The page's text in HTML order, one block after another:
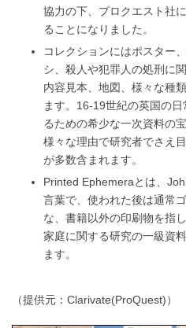
協力の下、プロクエスト社
ることになりました。
コレクションにはポスター
シ、殺人や犯罪人の処刑に
内容見本、地図、様々な種
ます。16-19世紀の英国の
るための希少な一次資料の
様々な理由で研究者でさえ
が多数含まれます。
Printed Ephemeraとは、
言葉で、使われた後は通常
な、書籍以外の印刷物を指
家庭に関する研究の一級資
ます。
（提供元：Clarivate(ProQuest)）